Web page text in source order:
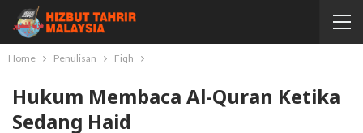
Home Penulisan Fiqh
Hukum Membaca Al-Quran Ketika
Sedang Haid